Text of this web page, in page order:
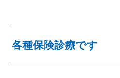
各種保険診療です